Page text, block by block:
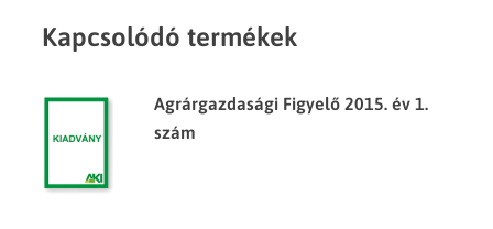
Kapcsolódó termékek
Agrárgazdasági Figyelő 2015. év 1.
szám